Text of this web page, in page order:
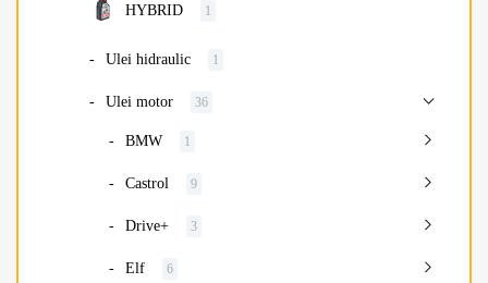
HYBRID 1
Ulei hidraulic 1
Ulei motor 36
BMW 1
Castrol 9
Drive+ 3
Elf 6